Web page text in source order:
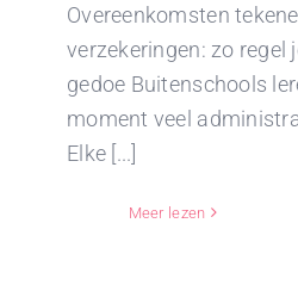
Overeenkomsten
verzekeringen: zo regel
gedoe Buitenschools
moment veel
Elke [...]
Meer lezen